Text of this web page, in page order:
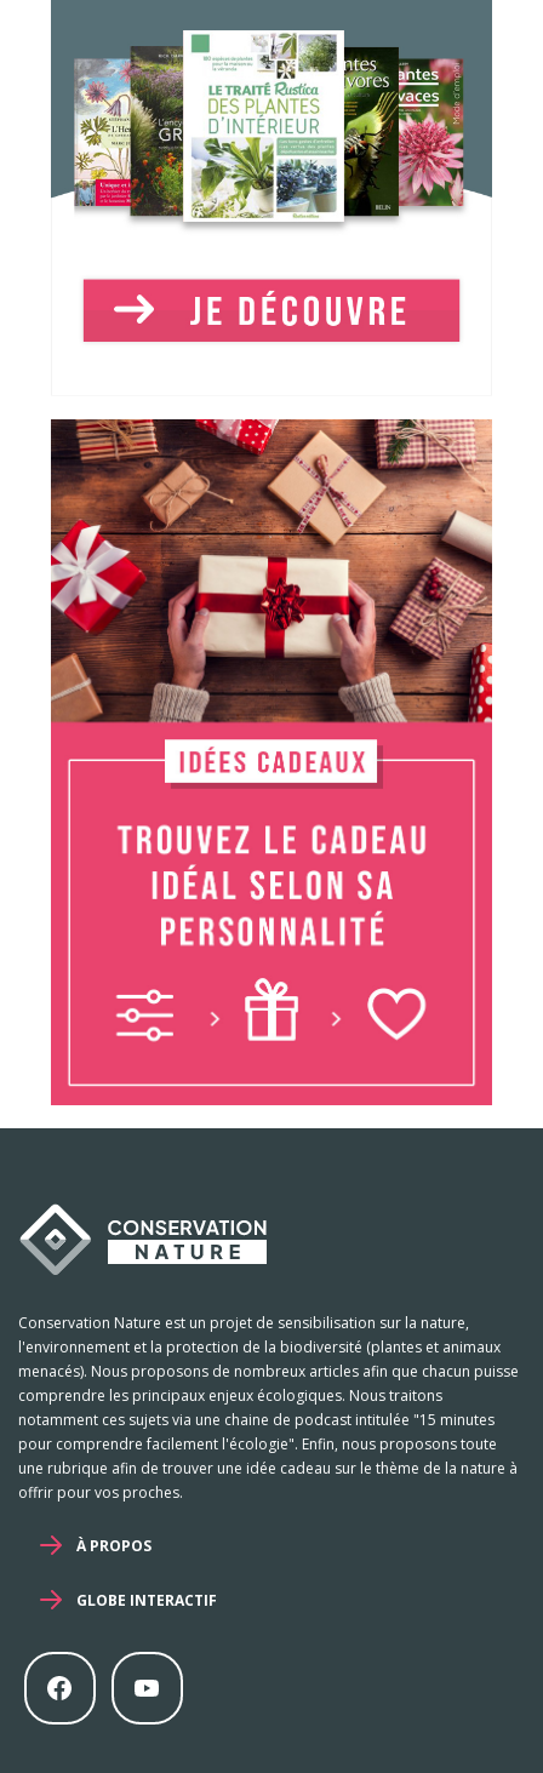
Conservation Nature est un projet de sensibilisation sur la nature,
l'environnement et la protection de la biodiversité (plantes et animaux
menacés). Nous proposons de nombreux articles afin que chacun puisse
comprendre les principaux enjeux écologiques. Nous traitons
notamment ces sujets via une chaine de podcast intitulée "15 minutes
pour comprendre facilement l'écologie". Enfin, nous proposons toute
une rubrique afin de trouver une idée cadeau sur le thème de la nature à
offrir pour vos proches.
À PROPOS
GLOBE INTERACTIF